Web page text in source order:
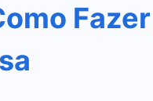
Fazer